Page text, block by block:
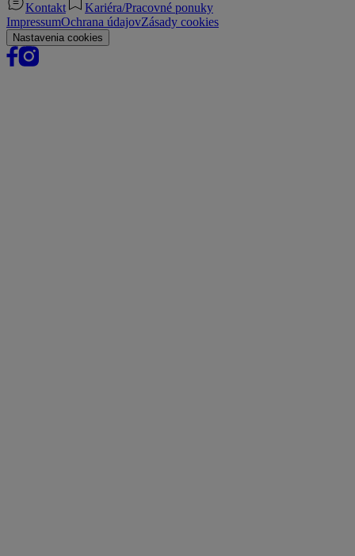
Kontakt
Kariéra/Pracovné ponuky
ImpressumOchrana údajovZásady cookies
Nastavenia cookies